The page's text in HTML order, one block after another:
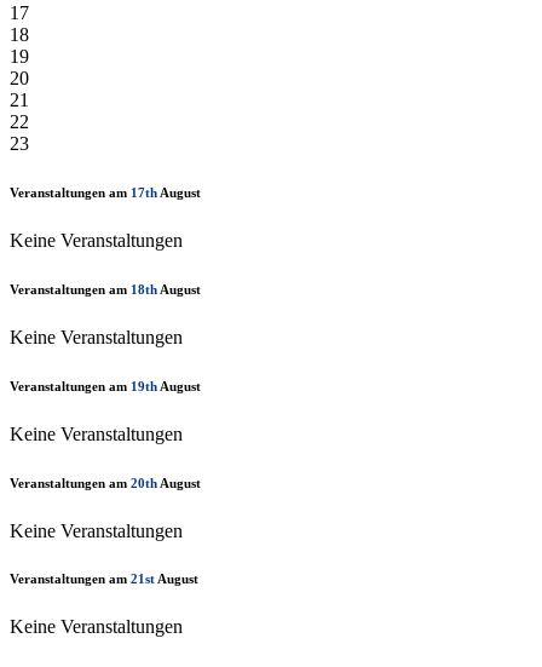
17
18
19
20
21
22
23
Veranstaltungen am 17th August
Keine Veranstaltungen
Veranstaltungen am 18th August
Keine Veranstaltungen
Veranstaltungen am 19th August
Keine Veranstaltungen
Veranstaltungen am 20th August
Keine Veranstaltungen
Veranstaltungen am 21stAugust
Keine Veranstaltungen